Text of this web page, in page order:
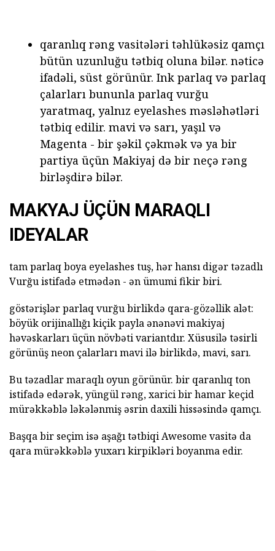
qaranlıq rəng vasitələri təhlükəsiz qamçı
bütün uzunluğu tətbiq oluna bilər. nəticə
ifadəli, süst görünür. Ink parlaq və parlaq
çalarları bununla parlaq vurğu
yaratmaq, yalnız eyelashes məsləhətləri
tətbiq edilir. mavi və sarı, yaşıl və
Magenta - bir şəkil çəkmək və ya bir
partiya üçün Makiyaj də bir neçə rəng
birləşdirə bilər.
MAKYAJ ÜÇÜN MARAQLI
IDEYALAR
tam parlaq boya eyelashes tuş, hər hansı digər təzadlı
Vurğu istifadə etmədən - ən ümumi fikir biri.
göstərişlər parlaq vurğu birlikdə qara-gözəllik alət:
böyük orijinallığı kiçik payla ənənəvi makiyaj
həvəskarları üçün növbəti variantdır. Xüsusilə təsirli
görünüş neon çalarları mavi ilə birlikdə, mavi, sarı.
Bu təzadlar maraqlı oyun görünür. bir qaranlıq ton
istifadə edərək, yüngül rəng, xarici bir hamar keçid
mürəkkəblə ləkələnmiş əsrin daxili hissəsində qamçı.
Başqa bir seçim isə aşağı tətbiqi Awesome vasitə da
qara mürəkkəblə yuxarı kirpikləri boyanma edir.